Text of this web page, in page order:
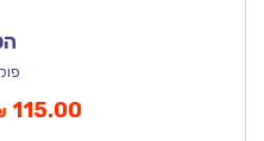
115.00המחיר